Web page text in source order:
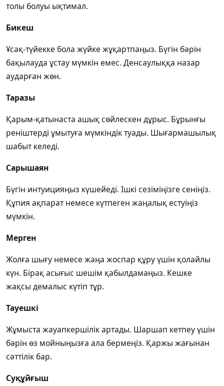
толы болуы ықтимал.
Бикеш
Ұсақ-түйекке бола жүйке жұқартпаңыз. Бүгін бәрін
бақылауда ұстау мүмкін емес. Денсаулыққа назар
аударған жөн.
Таразы
Қарым-қатынаста ашық сөйлескен дұрыс. Бұрынғы
реніштерді ұмытуға мүмкіндік туады. Шығармашылық
шабыт келеді.
Сарышаян
Бүгін интуицияңыз күшейеді. Ішкі сезіміңізге сеніңіз.
Құпия ақпарат немесе күтпеген жаңалық естуіңіз
мүмкін.
Мерген
Жолға шығу немесе жаңа жоспар құру үшін қолайлы
күн. Бірақ асығыс шешім қабылдамаңыз. Кешке
жақсы демалыс күтіп тұр.
Тауешкі
Жұмыста жауапкершілік артады. Шаршап кетпеу үшін
бәрін өз мойныңызға ала бермеңіз. Қаржы жағынан
сәттілік бар.
Суқұйғыш